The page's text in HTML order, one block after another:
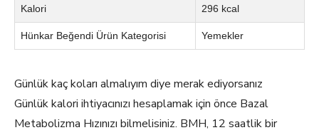
Kalori 296 kcal
Hünkar Beğendi Ürün Kategorisi Yemekler
Günlük kaç koları almalıyım diye merak ediyorsanız
Günlük kalori ihtiyacınızı hesaplamak için önce Bazal
Metabolizma Hızınızı bilmelisiniz. BMH, 12 saatlik bir